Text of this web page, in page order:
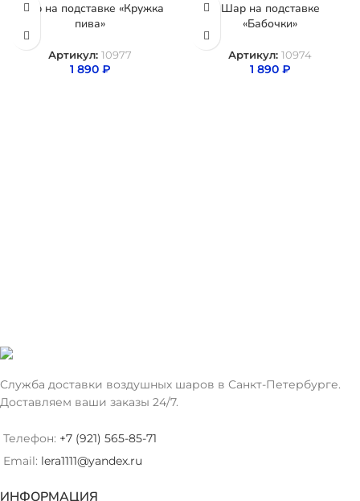
Шар на подставке «Кружка
пива»
Артикул: 10977
1 890 ₽
Шар на подставке
«Бабочки»
Артикул: 10974
1 890 ₽
Служба доставки воздушных шаров в Санкт-Петербурге.
Доставляем ваши заказы 24/7.
Телефон: +7 (921) 565-85-71
Email: lera1111@yandex.ru
ИНФОРМАЦИЯ